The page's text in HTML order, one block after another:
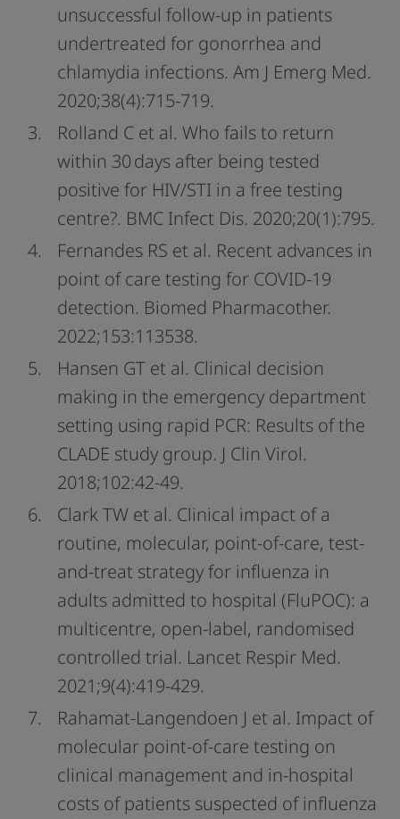
unsuccessful follow-up in patients
undertreated for gonorrhea and
chlamydia infections. Am J Emerg Med.
2020;38(4):715-719.
Rolland C et al. Who fails to return
within 30 days after being tested
positive for HIV/STI in a free testing
centre?. BMC Infect Dis. 2020;20(1):795.
Fernandes RS et al. Recent advances in
point of care testing for COVID-19
detection. Biomed Pharmacother.
2022;153:113538.
Hansen GT et al. Clinical decision
making in the emergency department
setting using rapid PCR: Results of the
CLADE study group. J Clin Virol.
2018;102:42-49.
Clark TW et al. Clinical impact of a
routine, molecular, point-of-care, test-
and-treat strategy for influenza in
adults admitted to hospital (FluPOC): a
multicentre, open-label, randomised
controlled trial. Lancet Respir Med.
2021;9(4):419-429.
Rahamat-Langendoen J et al. Impact of
molecular point-of-care testing on
clinical management and in-hospital
costs of patients suspected of influenza